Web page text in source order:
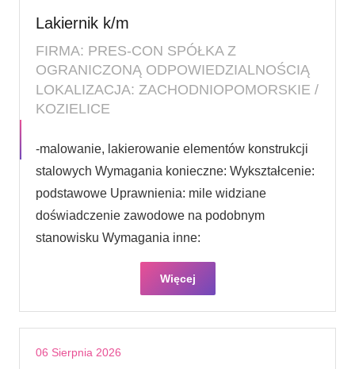
Lakiernik k/m
FIRMA: PRES-CON SPÓŁKA Z
OGRANICZONĄ ODPOWIEDZIALNOŚCIĄ
LOKALIZACJA: ZACHODNIOPOMORSKIE /
KOZIELICE
-malowanie, lakierowanie elementów konstrukcji
stalowych Wymagania konieczne: Wykształcenie:
podstawowe Uprawnienia: mile widziane
doświadczenie zawodowe na podobnym
stanowisku Wymagania inne:
Więcej
06 Sierpnia 2026